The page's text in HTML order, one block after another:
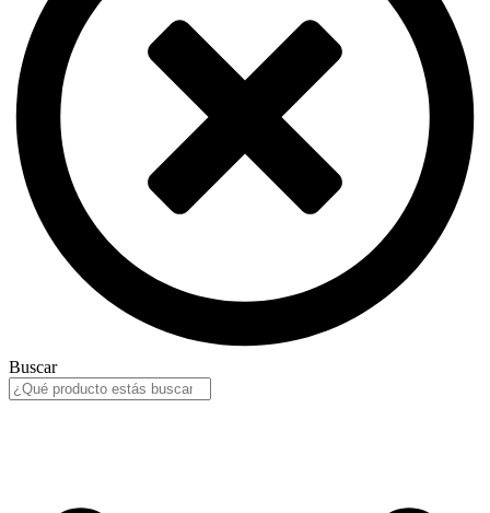
Buscar